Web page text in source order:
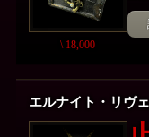
\ 18,000
エルナイト・リヴ